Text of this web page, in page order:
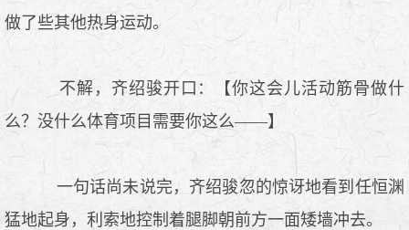
做了些其他热身运动。
不解，齐绍骏开口：【你这会儿活动筋骨做什
么？没什么体育项目需要你这么——】
一句话尚未说完，齐绍骏忽的惊讶地看到任恒渊
猛地起身，利索地控制着腿脚朝前方一面矮墙冲去。